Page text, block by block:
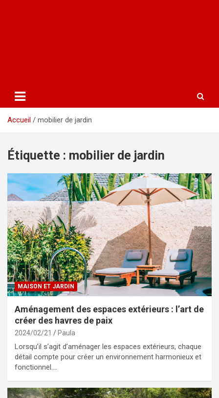
Accueil mobilier de jardin
Étiquette : mobilier de jardin
MAISON ET JARDIN
Aménagement des espaces extérieurs : l’art de
créer des havres de paix
2024/02/21 Paula
Lorsqu’il s’agit d’aménager les espaces extérieurs, chaque
détail compte pour créer un environnement harmonieux et
fonctionnel.…